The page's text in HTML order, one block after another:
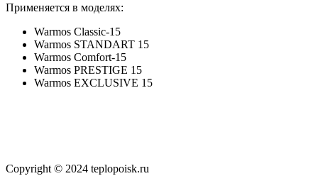
Применяется в моделях:
Warmos Classic-15
Warmos STANDART 15
Warmos Comfort-15
Warmos PRESTIGE 15
Warmos EXCLUSIVE 15
Copyright © 2024 teplopoisk.ru